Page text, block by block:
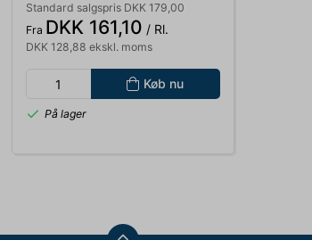
Standard salgspris DKK 179,00
Fra DKK 161,10 / Rl.
DKK 128,88 ekskl. moms
Køb nu
På lager